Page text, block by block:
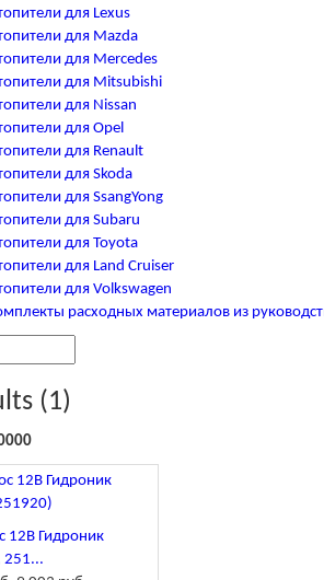
для Lexus
для Mazda
для Mercedes
для Mitsubishi
для Nissan
для Opel
для Renault
для Skoda
для SsangYong
для Subaru
для Toyota
для Land Cruiser
для Volkswagen
расходных материалов из
(1)
12В Гидроник
251...